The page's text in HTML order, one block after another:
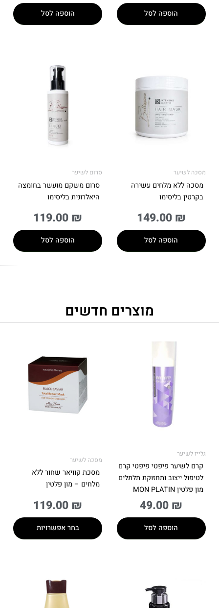
הוספה לסל הוספה לסל
מסכה לשיער
מסכה ללא מלחים עשירה
בקרטין בליסימו
149.00 ₪
הוספה לסל
סרום לשיער
סרום משקם מועשר בחומצה
היאלרונית בליסימו
119.00 ₪
הוספה לסל
מוצרים חדשים
גלייז לשיער
קרם לשיער פיפטי פיפטי קרם
לטיפול ייצוב ותחזוקת תלתלים
מון פלטין MON PLATIN
49.00 ₪
הוספה לסל
מסכה לשיער
מסכת קוויאר שחור ללא
מלחים – מון פלטין
119.00 ₪
בחר אפשרויות
סוגים.
המוצר